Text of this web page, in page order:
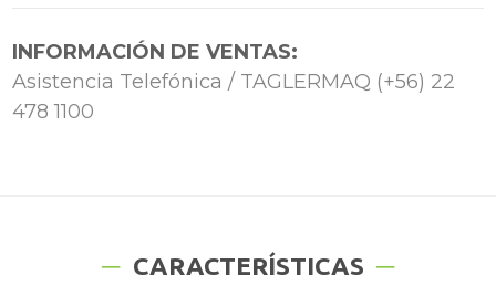
INFORMACIÓN DE VENTAS:
Asistencia Telefónica / TAGLERMAQ (+56) 22
478 1100
CARACTERÍSTICAS